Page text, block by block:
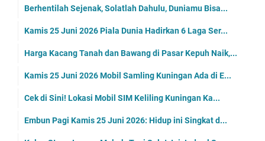
Berhentilah Sejenak, Solatlah Dahulu, Duniamu Bisa...
Kamis 25 Juni 2026 Piala Dunia Hadirkan 6 Laga Ser...
Harga Kacang Tanah dan Bawang di Pasar Kepuh Naik,...
Kamis 25 Juni 2026 Mobil Samling Kuningan Ada di E...
Cek di Sini! Lokasi Mobil SIM Keliling Kuningan Ka...
Embun Pagi Kamis 25 Juni 2026: Hidup ini Singkat d...